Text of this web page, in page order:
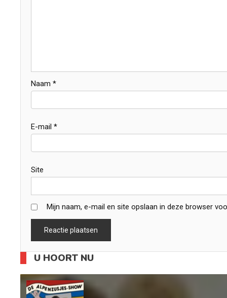
Naam *
E-mail *
Site
Mijn naam, e-mail en site opslaan in deze browser
U HOORT NU